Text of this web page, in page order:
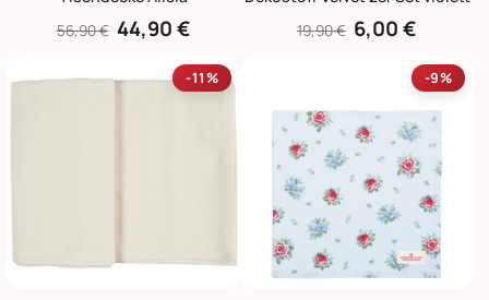
56,90 € 44,90 € 19,90 € 6,00 €
-11% -9%